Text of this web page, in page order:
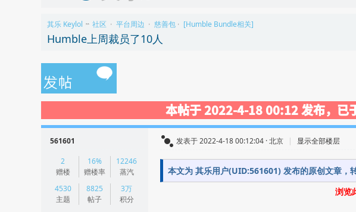
其乐 Keylol >> 社区 › 平台周边 › 慈善包 › [Humble Bundle相关]
Humble上周裁员了10人
本帖于 2022-4-18 00:12 发布，已
561601
2
赠楼
16%
赠楼率
12246
蒸汽
4530
主题
8825
帖子
3万
积分
发表于 2022-4-18 00:12:04 · 北京 |
显示全部楼层
阅读模式
本文为 其乐用户(UID:561601) 发布的原创文章，
浏览